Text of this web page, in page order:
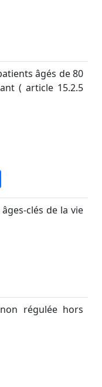
âgés de 80
( article 15.2.5
clés de la vie
régulée hors